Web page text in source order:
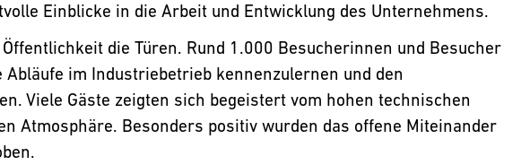
Einblicke in die Arbeit und Entwicklung des Unternehmens.
die Türen. Rund 1.000 Besucherinnen und Besucher
Abläufe im Industriebetrieb kennenzulernen und den
Viele Gäste zeigten sich begeistert vom hohen technischen
Atmosphäre. Besonders positiv wurden das offene Miteinander